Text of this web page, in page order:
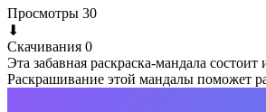
Просмотры 30
⬇
Скачивания 0
Эта забавная раскраска-мандала
Раскрашивание этой мандалы поможет